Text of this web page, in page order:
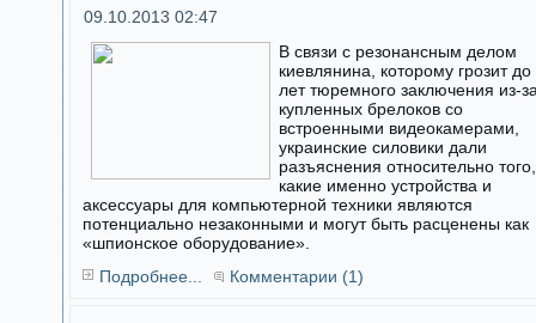
09.10.2013 02:47
В связи с резонансным делом
киевлянина, которому грозит до
лет тюремного заключения из-
купленных брелоков со
встроенными видеокамерами,
украинские силовики дали
разъяснения относительно того,
какие именно устройства и
аксессуары для компьютерной техники являются
потенциально незаконными и могут быть расценены как
«шпионское оборудование».
Подробнее...
Комментарии (1)